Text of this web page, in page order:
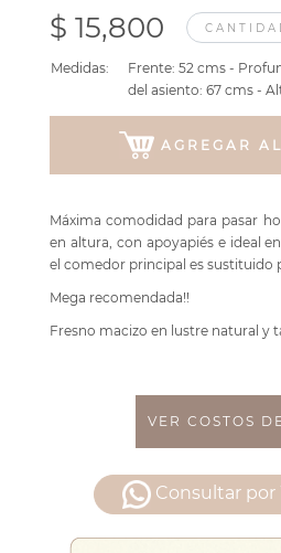
$ 15,800
Medidas:
Frente: 52 cms -
del asiento: 67 cms -
AGREGAR
Máxima comodidad para pasar
en altura, con apoyapiés e ideal
el comedor principal es sustituido
Mega recomendada!!
Fresno macizo en lustre natural y
VER COSTOS
Consultar